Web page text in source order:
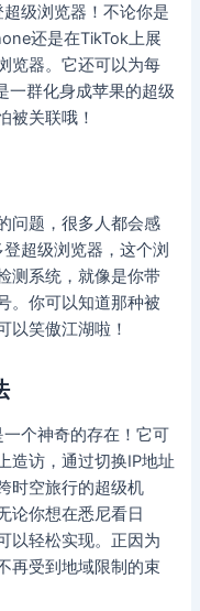
级浏览器！不论你是
还是在TikTok上展
览器。它还可以为每
一群化身成苹果的超级
被关联哦！
问题，很多人都会感
超级浏览器，这个浏
测系统，就像是你带
。你可以知道那种被
以笑傲江湖啦！
个神奇的存在！它可
造访，通过切换IP地址
时空旅行的超级机
论你想在悉尼看日
以轻松实现。正因为
再受到地域限制的束